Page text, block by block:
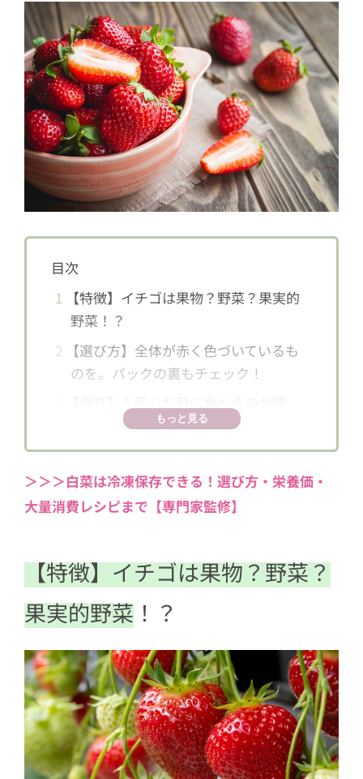
目次
1 【特徴】イチゴは果物？野菜？果実的
野菜！？
2 【選び方】全体が赤く色づいているも
のを。パックの裏もチェック！
想。冷蔵＆冷凍保存はひと手間を
4【栄養・効果】約11粒で1日のビタミン
C推奨量を摂取できる！
5【食べ方】ヘタは取らずに水洗い。水
もっと見る
＞＞＞白菜は冷凍保存できる！選び方・栄養価・
大量消費レシピまで【専門家監修】
【特徴】イチゴは果物？野菜？
果実的野菜 ！？